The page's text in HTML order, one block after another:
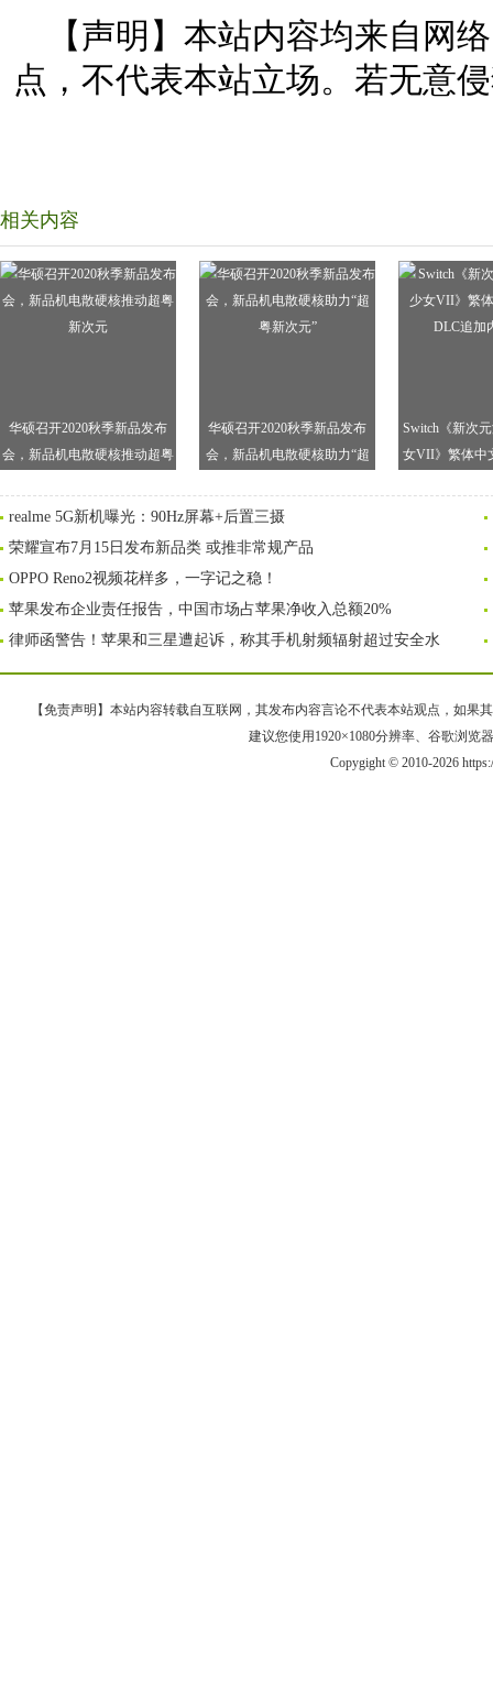
【声明】本站内容均来自网
点，不代表本站立场。若无意
相关内容
华硕召开2020秋季新品发布
会，新品机电散硬核推动超粤
华硕召开2020秋季新品发布
会，新品机电散硬核助力“超
Switch《新次
女VII》繁体中
realme 5G新机曝光：90Hz屏幕+后置三摄
荣耀宣布7月15日发布新品类 或推非常规产品
OPPO Reno2视频花样多，一字记之稳！
苹果发布企业责任报告，中国市场占苹果净收入总额20%
律师函警告！苹果和三星遭起诉，称其手机射频辐射超过安全水
【免责声明】本站内容转载自互联网，其发布内容言论不代表本站观点，如果
建议您使用1920×1080分辨率、谷歌浏览
Copygight © 2010-2026